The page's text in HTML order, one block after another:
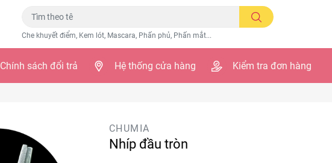
Che khuyết điểm, Kem lót, Mascara, Phấn phủ, Phấn mắt...
Chính sách đổi trả Hệ thống cửa hàng Kiểm tra đơn hàng
CHUMIA
Nhíp đầu tròn